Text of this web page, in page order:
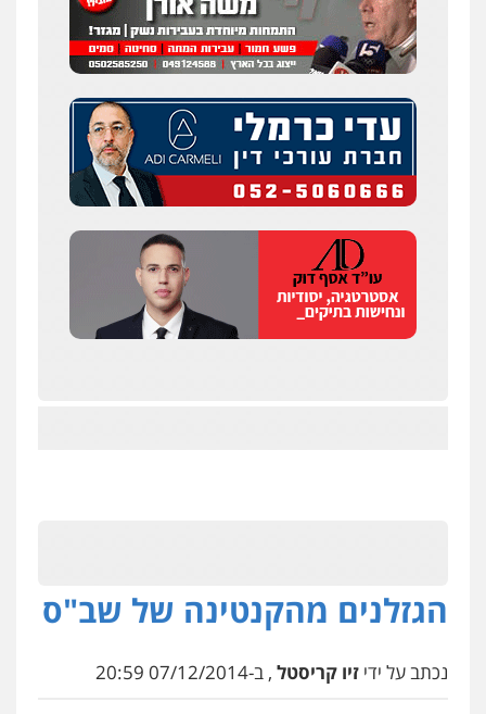
הגזלנים מהקנטינה של שב"ס
נכתב על ידי זיו קריסטל , ב-07/12/2014 20:59